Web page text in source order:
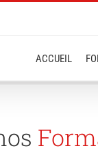
ACCUEIL